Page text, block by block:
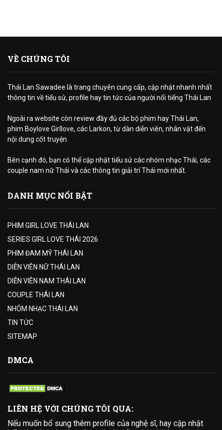
VỀ CHÚNG TÔI
Thái Lan Sawadee là trang chuyên cung cấp, cập nhật nhanh nhất
thông tin về tiểu sử, profile hay tin tức của người nổi tiếng Thái Lan
Ngoài ra website còn review đầy đủ các bộ phim hay Thái Lan,
phim Boylove Girllove, các Larkon, từ dàn diễn viên, nhân vật đến
nội dung cốt truyện.
Bên cạnh đó, bạn có thể cập nhật tiểu sử các nhóm nhạc Thái, các
couple nam nữ Thái và các thông tin giải trí Thái mới nhất.
DANH MỤC NỔI BẬT
PHIM GIRL LOVE THÁI LAN
SERIES GIRL LOVE THÁI 2026
PHIM ĐAM MỸ THÁI LAN
DIỄN VIÊN NỮ THÁI LAN
DIỄN VIÊN NAM THÁI LAN
COUPLE THÁI LAN
NHÓM NHẠC THÁI LAN
TIN TỨC
SITEMAP
DMCA
LIÊN HỆ VỚI CHÚNG TÔI QUA:
Nếu muốn bổ sung thêm profile của nghệ sĩ, hay cập nhật